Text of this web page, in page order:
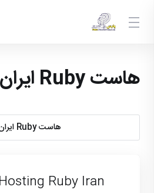
هاست Ruby ایران
هاست Ruby ایران
Ruby Iran